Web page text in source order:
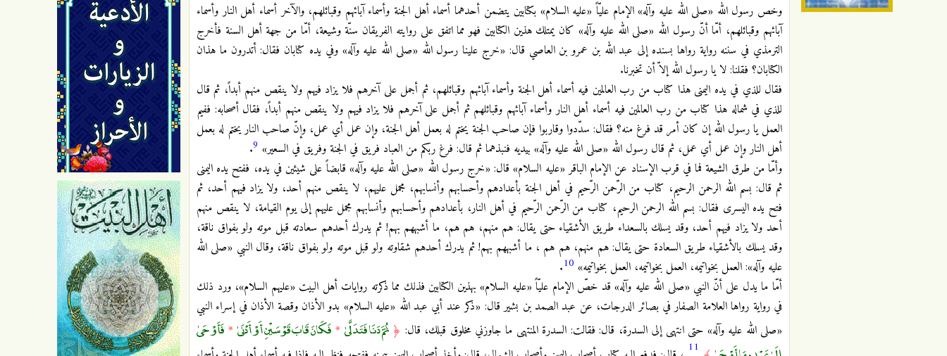
وخص رسول الله «صلى الله عليه وآله» الإمام عليّاً «عليه السلام» بكتابين يتضمن أحدهما أسماء أهل الجنة وأسماء آبائهم وقبائلهم، والآخر أسماء أهل النار وأسماء
آبائهم وقبائلهم، أمّا أنّ رسول الله «صلى الله عليه وآله» كان يمتلك هذين الكتابين فهو مما اتفق على روايته الفريقان سنّة وشيعة، أمّا من جهة أهل السنة فأخرج
الترمذي في سننه رواية رواها بسنده إلى عبد الله بن عمرو بن العاصي قال: «خرج علينا رسول الله «صلى الله عليه وآله» وفي يده كتابان فقال: أتدرون ما هذان
الكتابان؟ فقلنا: لا يا رسول الله إلاّ أن تخبرنا.
فقال للذي في يده اليمنى هذا كتاب من رب العالمين فيه أسماء أهل الجنة وأسماء آبائهم وقبائلهم، ثم أجمل على آخرهم فلا يزاد فيهم ولا ينقص منهم أبداً، ثم قال
للذي في شماله هذا كتاب من رب العالمين فيه أسماء أهل النار وأسماء آبائهم وقبائلهم ثم أجمل على آخرهم فلا يزاد فيهم ولا ينقص منهم أبداً، فقال أصحابه: ففيم
العمل يا رسول الله إن كان أمر قد فرغ منه؟ فقال: سدّدوا وقاربوا فإن صاحب الجنة يختم له بعمل أهل الجنة، وإن عمل أي عمل، وإنّ صاحب النار يختم له بعمل
أهل النار وإن عمل أي عمل، ثم قال رسول الله «صلى الله عليه وآله» بيديه فنبذهما ثم قال: فرغ ربكم من العباد فريق في الجنة وفريق في السعير» 9
.
وأمّا من طرق الشيعة فما في قرب الإسناد عن الإمام الباقر «عليه السلام» قال: «خرج رسول الله «صلى الله عليه وآله» قابضاً على شيئين في يده، ففتح يده اليمنى
ثم قال: بسم الله الرحمن الرحيم، كتاب من الرّحمن الرّحيم في أهل الجنة بأعدادهم وأحسابهم وأنسابهم، مجمل عليهم، لا ينقص منهم أحد، ولا يزاد فيهم أحد، ثم
فتح يده اليسرى فقال: بسم الله الرحمن الرحيم، كتاب من الرّحمن الرّحيم في أهل النار، بأعدادهم وأحسابهم وأنسابهم مجمل عليهم إلى يوم القيامة، لا ينقص منهم
أحد ولا يزاد فيهم أحد، وقد يسلك بالسعداء طريق الأشقياء حتى يقال: هم منهم، هم هم، ما أشبههم بهم! ثم يدرك أحدهم سعادته قبل موته ولو بفواق ناقة،
وقد يسلك بالأشقياء طريق السعادة حتى يقال: هم منهم، هم هم ، ما أشبههم بهم! ثم يدرك أحدهم شقاوته ولو قبل موته ولو بفواق ناقة، وقال النبي «صلى الله
عليه وآله»: العمل بخواتيمه، العمل بخواتيمه، العمل بخواتيمه» 10
.
أمّا ما يدل على أنّ النبي «صلى الله عليه وآله» قد خصّ الإمام عليّاً «عليه السلام» بهذين الكتابين فذلك مما ذكرته روايات أهل البيت «عليهم السلام»، ورد ذلك
في رواية رواها العلامة الصفار في بصائر الدرجات، عن عبد الصمد بن بشير قال: «ذكر عند أبي عبد الله «عليه السلام» بدو الأذان وقصة الأذان في إسراء النبي
«صلى الله عليه وآله» حتى انتهى إلى السدرة، قال: فقالت: السدرة المنتهى ما جاوزني مخلوق قبلك، قال: ﴿ ثُمَّ دَنَا فَتَدَلَّىٰ * فَكَانَ قَابَ قَوْسَيْنِ أَوْ أَدْنَىٰ* فَأَوْحَىٰ
11